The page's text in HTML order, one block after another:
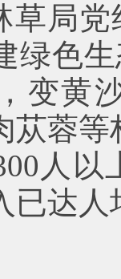
草局
绿色
变黄
苁蓉
人以
已达